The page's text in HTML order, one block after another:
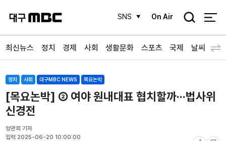
SNS On Air
검
최신뉴스 정치 경제 사회 생활문화 스포츠 국제 날씨
정치 사회 대구MBC NEWS 목요논박
[목요논박] ② 여야 원내대표 협치할까···법사위
신경전
양관희 기자
입력 2025-06-20 10:00:00